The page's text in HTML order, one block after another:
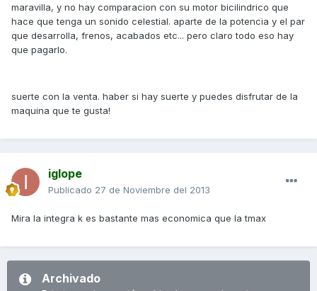
maravilla, y no hay comparacion con su motor bicilindrico que
hace que tenga un sonido celestial. aparte de la potencia y el par
que desarrolla, frenos, acabados etc... pero claro todo eso hay
que pagarlo.
suerte con la venta. haber si hay suerte y puedes disfrutar de la
maquina que te gusta!
iglope
Publicado 27 de Noviembre del 2013
Mira la integra k es bastante mas economica que la tmax
Archivado